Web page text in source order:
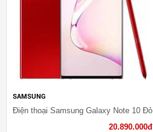
SAMSUNG
Điện thoại Samsung Galaxy Note 10 Đỏ
20.890.000đ